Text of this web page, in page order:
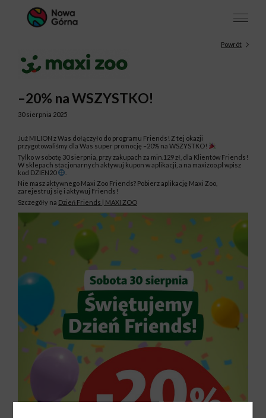
Powrót
–20% na WSZYSTKO!
30 sierpnia 2025
Już MILION z Was dołączyło do programu Friends! Z tej okazji
przygotowaliśmy dla Was super promocję –20% na WSZYSTKO!
Tylko w sobotę 30 sierpnia, przy zakupach za min.129 zł, dla Klientów Friends!
W sklepach stacjonarnych aktywuj kupon w aplikacji, a na maxizoo.pl wpisz
kod DZIEN20
Nie masz aktywnego Maxi Zoo Friends? Pobierz aplikację Maxi Zoo,
zarejestruj się i aktywuj Friends!
Szczegóły na Dzień Friends | MAXI ZOO